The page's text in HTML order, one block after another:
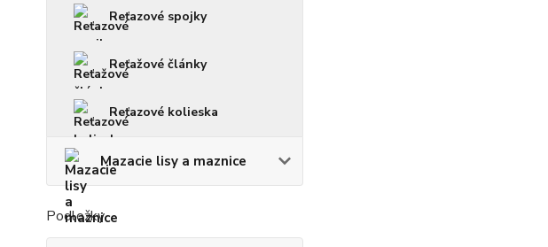
Reťazové spojky
Reťažové články
Reťazové kolieska
Mazacie lisy a maznice
Podložky